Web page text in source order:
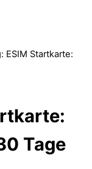
ESIM Startkarte:
Tage